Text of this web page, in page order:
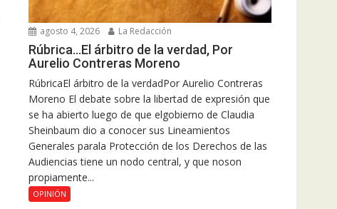
agosto 4, 2026 La Redacción
Rúbrica…El árbitro de la verdad, Por
Aurelio Contreras Moreno
RúbricaEl árbitro de la verdadPor Aurelio Contreras
Moreno El debate sobre la libertad de expresión que
se ha abierto luego de que elgobierno de Claudia
Sheinbaum dio a conocer sus Lineamientos
Generales parala Protección de los Derechos de las
Audiencias tiene un nodo central, y que noson
propiamente...
OPINIÓN